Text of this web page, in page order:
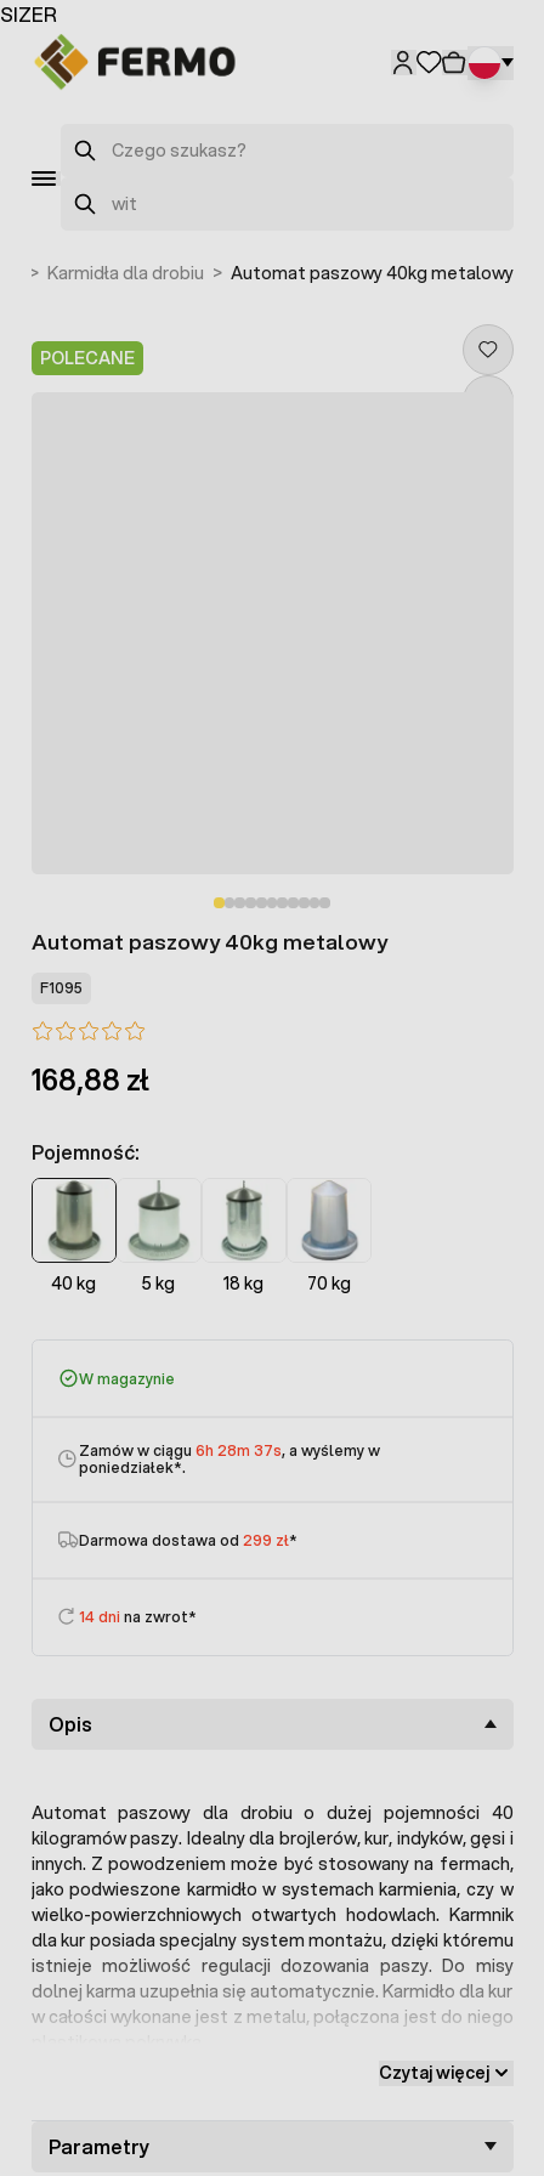
Przejdź do treści
Szukaj
Szukaj
> Karmidła dla drobiu > Automat paszowy 40kg metalowy
POLECANE
Automat paszowy 40kg metalowy
F1095
168,88 zł
Pojemność:
40 kg 5 kg 18 kg 70 kg
W magazynie
Zamów w ciągu 6h 28m 36s, a wyślemy w
poniedziałek*.
Darmowa dostawa od 299 zł*
14 dni na zwrot*
Opis
Automat paszowy dla drobiu o dużej pojemności 40
kilogramów paszy. Idealny dla brojlerów, kur, indyków, gęsi i
innych. Z powodzeniem może być stosowany na fermach,
jako podwieszone karmidło w systemach karmienia, czy w
wielko-powierzchniowych otwartych hodowlach. Karmnik
dla kur posiada specjalny system montażu, dzięki któremu
istnieje możliwość regulacji dozowania paszy. Do misy
dolnej karma uzupełnia się automatycznie. Karmidło dla kur
w całości wykonane jest z metalu, połączona jest do niego
Karbowane brzegi misy oraz pokrywka zabezpieczają
paszę.
Czytaj więcej
Parametry
SIZER